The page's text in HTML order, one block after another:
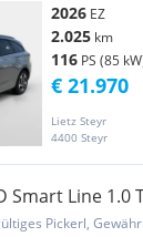
2026 EZ
2.025 km
116 PS (85
Lietz Steyr
4400 Steyr
€ 21.970
Smart Line 1.0
Pickerl,